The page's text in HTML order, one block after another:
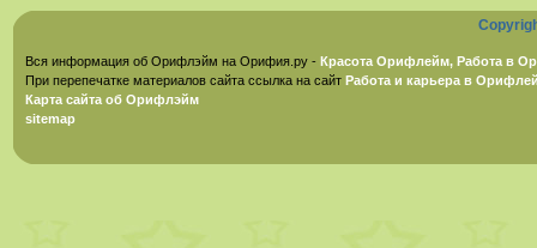
Вся информация об Орифлэйм на Орифия.ру - Красота Орифлейм, Работа в
При перепечатке материалов сайта ссылка на сайт Работа и карьера в
Карта сайта об Орифлэйм
sitemap